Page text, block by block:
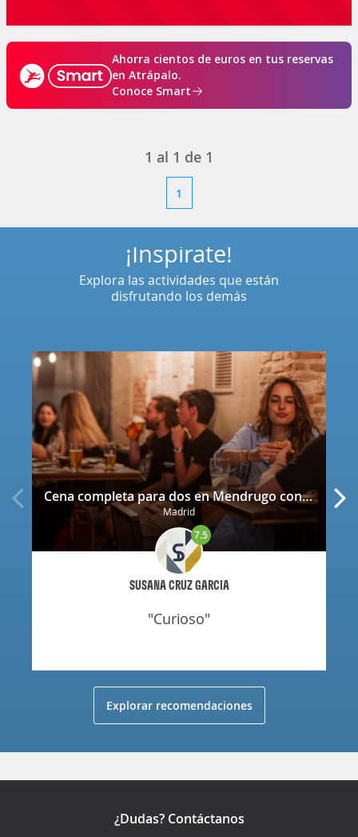
Ahorra cientos de euros en tus reservas
en Atrápalo.
Conoce Smart
1 al 1 de 1
1
Cena completa para dos en Mendrugo con cerveza artesana incluida
Madrid
SUSANA CRUZ GARCIA
7.5
"curioso"
¡Inspírate!
Explora las actividades que están
disfrutando los demás
Explorar recomendaciones
¿Dudas? Contáctanos